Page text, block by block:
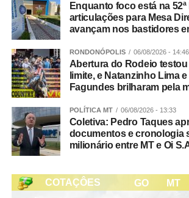
Segundo ela, acolher emoções
frustração e raiva, sem abrir mão
consistentes, ajuda a criança a
para lidar com esses sentimentos de
E quando o adulto perde a paciência?
Andreia lembra que nenhum cuidador
perder a paciência
experiência de educar. Nesses casos,
“Quando o adulto reconhece o
Enquanto foco está na
articulações para Mesa
avançam nos bastidores
RONDONÓPOLIS 06/08/2026 - 14:46
Abertura do Rodeio
limite, e Natanzinho Lima
Fagundes brilharam pela
POLÍTICA MT 06/08/2026 - 13:33
Coletiva: Pedro Taques
documentos e cronologia
milionário entre MT e Oi